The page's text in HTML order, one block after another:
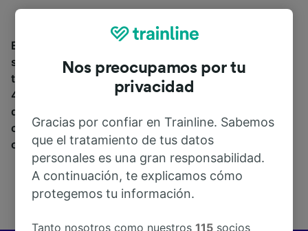
Encuentra información sobre la estación y sus
servicios, comprueba los horarios de tren y reserva
tus billetes desde o hacia Rogliano. Trainline opera en
45 países y vende billetes de más de 270 compañías
de tren y autobús incluyendo
otras. Descubre a dónde puedes ir desde Rogliano
con Trainline.
Nos preocupamos por tu
privacidad
Gracias por confiar en Trainline. Sabemos
que el tratamiento de tus datos
personales es una gran responsabilidad.
A continuación, te explicamos cómo
protegemos tu información.
Tanto nosotros como nuestros115 socios